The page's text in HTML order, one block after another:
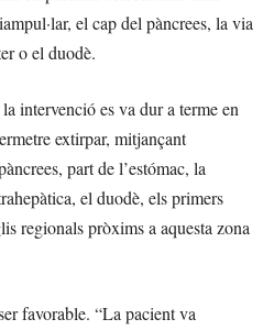
el cap del pàncrees, la via
o el duodè.
intervenció es va dur a terme en
extirpar, mitjançant
part de l’estómac, la
el duodè, els primers
regionals pròxims a aquesta zona
favorable. “La pacient va